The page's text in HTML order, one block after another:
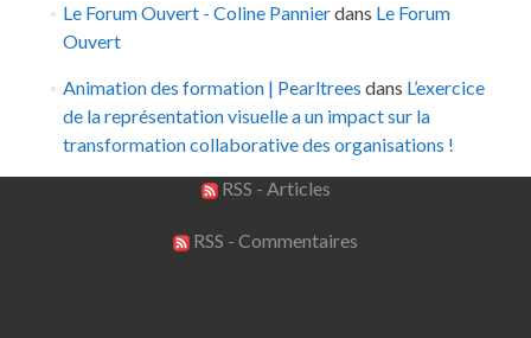
Le Forum Ouvert - Coline Pannierdans Le Forum
Ouvert
Animation des formation | Pearltrees dans L’exercice
de la représentation visuelle a un impact sur la
transformation collaborative des organisations !
RSS - Articles
RSS - Commentaires